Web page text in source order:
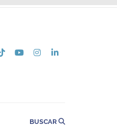
BUSCAR